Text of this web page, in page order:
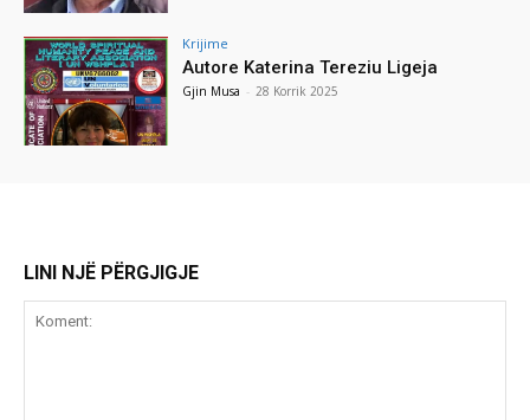
Krijime
Autore Katerina Tereziu Ligeja
Gjin Musa - 28 Korrik 2025
LINI NJË PËRGJIGJE